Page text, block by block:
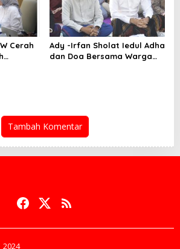
Cerah
Ady -Irfan Sholat Iedul Adha
dan Doa Bersama Warga
Tambah Komentar
2024